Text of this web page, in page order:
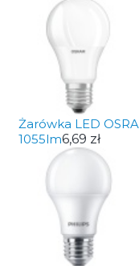
Żarówka LED
1055lm6,69 zł